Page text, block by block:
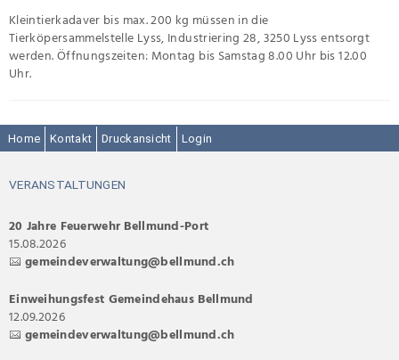
Kleintierkadaver bis max. 200 kg müssen in die
Tierköpersammelstelle Lyss, Industriering 28, 3250 Lyss entsorgt
werden. Öffnungszeiten: Montag bis Samstag 8.00 Uhr bis 12.00
Uhr.
Home Kontakt Druckansicht Login
VERANSTALTUNGEN
20 Jahre Feuerwehr Bellmund-Port
15.08.2026
gemeindeverwaltung@bellmund.ch
Einweihungsfest Gemeindehaus Bellmund
12.09.2026
gemeindeverwaltung@bellmund.ch